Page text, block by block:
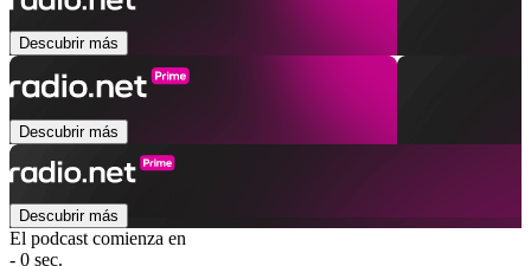
Descubrir más
Descubrir más
Descubrir más
El podcast comienza en
- 0 sec.